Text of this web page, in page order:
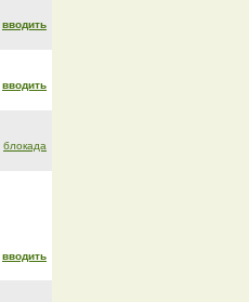
вводить
вводить
блокада
вводить